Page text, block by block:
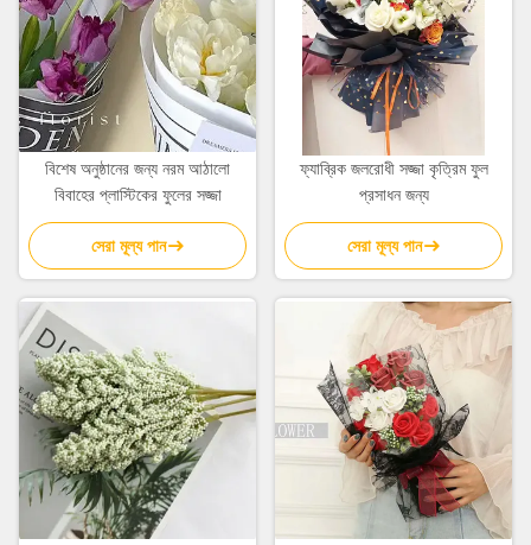
বিশেষ অনুষ্ঠানের জন্য নরম আঠালো
বিবাহের প্লাস্টিকের ফুলের সজ্জা
সেরা মূল্য পান
ফ্যাব্রিক জলরোধী সজ্জা কৃত্রিম ফুল
প্রসাধন জন্য
সেরা মূল্য পান